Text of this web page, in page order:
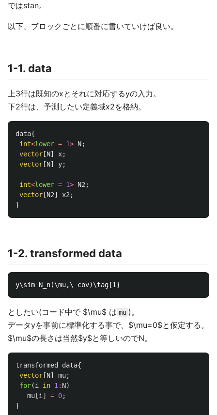
ではstan。
以下、ブロックごとに順番に書いていけば良い。
1-1. data
上3行は既知のxとそれに対応するyの入力。
下2行は、予測したい定義域x2を格納。
data{
int<lower = 1> N;
vector [N] x;
vector [N] y;
int<lower = 1> N2 ;
vector [N2] x2 ;
}
1-2. transformed data
としたい(コード中で $\mu$ は mu )。
データyを事前に標準化する事で、$\mu=0$と仮定する。
$\mu$の長さは当然$y$と等しいのでN。
transformed data{
vector [N] mu;
for(i in 1 : N)
mu [i ] = 0;
}